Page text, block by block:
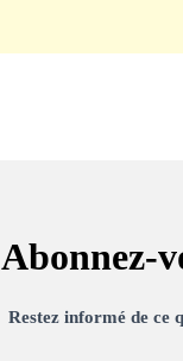
Abonnez-
Restez informé de ce